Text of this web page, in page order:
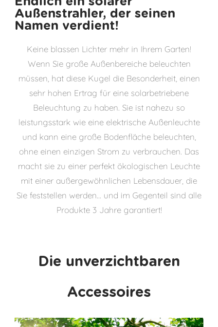
Außenstrahler, der seinen
Namen verdient!
Keine blassen Lichter mehr in Ihrem Garten!
Wenn Sie große Außenbereiche beleuchten
müssen, hat diese Kugel die Besonderheit, einen
sehr hohen Ertrag für eine solarbetriebene
Beleuchtung zu haben. Sie ist nahezu so
leistungsstark wie eine elektrische Außenleuchte
und kann eine große Bodenfläche beleuchten,
ohne einen einzigen Strom zu verbrauchen. Das
macht sie zu einer perfekt ökologischen Leuchte
mit einer außergewöhnlichen Lebensdauer, die
Sie feststellen werden... und im Gegenteil sind alle
Produkte 3 Jahre garantiert!
Die unverzichtbaren
Accessoires